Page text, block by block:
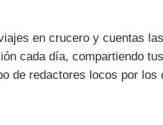
en crucero y cuentas
cada día, compartiendo
de redactores locos por los